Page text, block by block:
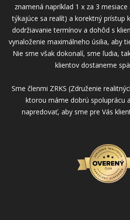
znamená napríklad 1 x za 3
týkajúce sa realít) a korektný prístup
dodržiavanie termínov a dohôd s
vynaloženie maximálneho úsilia, aby
Nie sme však dokonalí, sme ľudia,
klientov dostaneme
Sme členmi ZRKS (Združenie
ktorou máme dobrú spoluprácu
napredovať, aby sme pre Vás